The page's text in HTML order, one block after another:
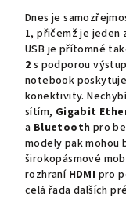
Dnes je
1, přičemž je jeden
USB je přítomné
2 s podporou
notebook
konektivity.
sítím, Gigabit
a Bluetooth pro
modely pak mohou
širokopásmové
rozhraní HDMI pro
celá řada dalších